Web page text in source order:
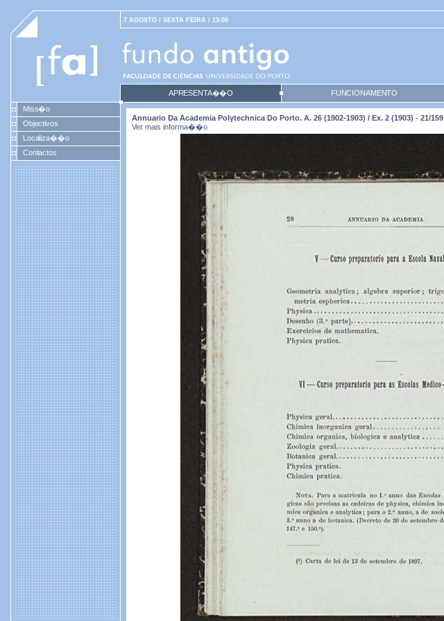
7 AGOSTO / SEXTA FEIRA / 13:00
APRESENTA��O FUNCIONAMENTO
Miss�o
Objectivos
Localiza��o
Contactos
Annuario Da Academia Polytechnica Do Porto. A. 26 (1902-1903) / Ex. 2 (1903) - 21/159
Ver mais informa��o